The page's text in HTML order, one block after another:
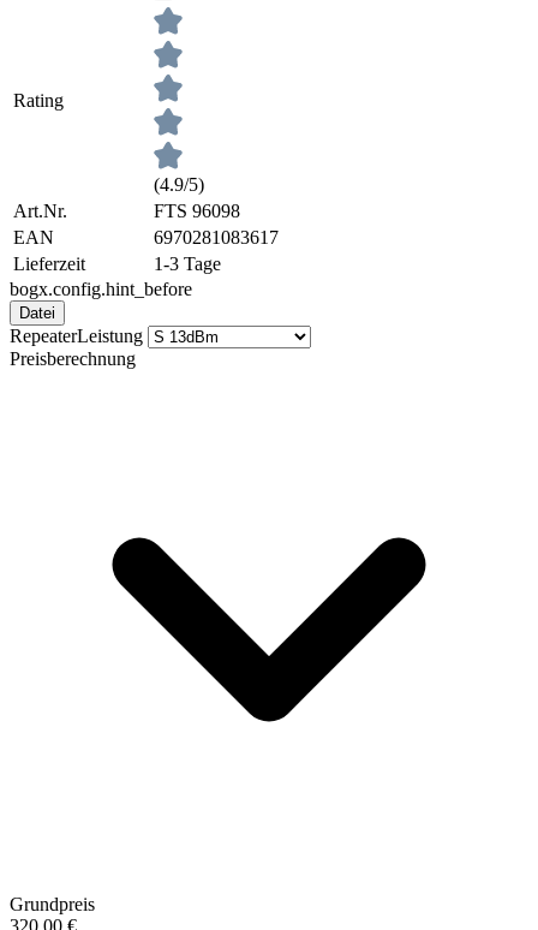
Rating
(4.9/5)
Art.Nr.
FTS 96098
EAN
6970281083617
Lieferzeit
1-3 Tage
bogx.config.hint_before
Datei
RepeaterLeistung
Preisberechnung
Grundpreis
320,00 €